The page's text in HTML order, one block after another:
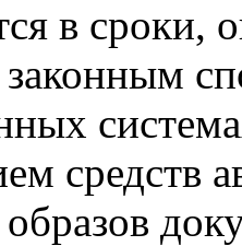
в сроки,
средств